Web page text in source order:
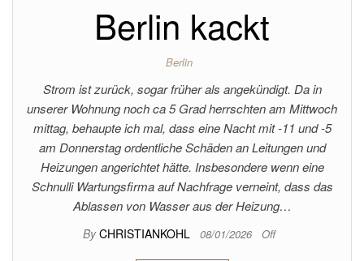
Berlin kackt
Berlin
Strom ist zurück, sogar früher als angekündigt. Da in
unserer Wohnung noch ca 5 Grad herrschten am Mittwoch
mittag, behaupte ich mal, dass eine Nacht mit -11 und -5
am Donnerstag ordentliche Schäden an Leitungen und
Heizungen angerichtet hätte. Insbesondere wenn eine
Schnulli Wartungsfirma auf Nachfrage verneint, dass das
Ablassen von Wasser aus der Heizung…
By CHRISTIANKOHL 08/01/2026 Off